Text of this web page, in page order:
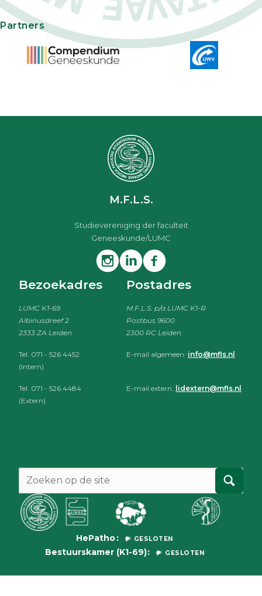
Partners
M.F.L.S.
Studievereniging der faculteit
Geneeskunde/LUMC
Bezoekadres
LUMC K1-69
Albinusdreef 2
2333 ZA Leiden
Tel. 071 - 526 4452
(Intern)
Tel. 071 - 526 4484
(Extern)
Postadres
M.F.L.S. p/a LUMC K1-R
Postbus 9600
2300 RC Leiden
E-mail algemeen: info@mfls.nl
E-mail extern: lidextern@mfls.nl
HePatho GESLOTEN
Bestuurskamer (K1-69) GESLOTEN